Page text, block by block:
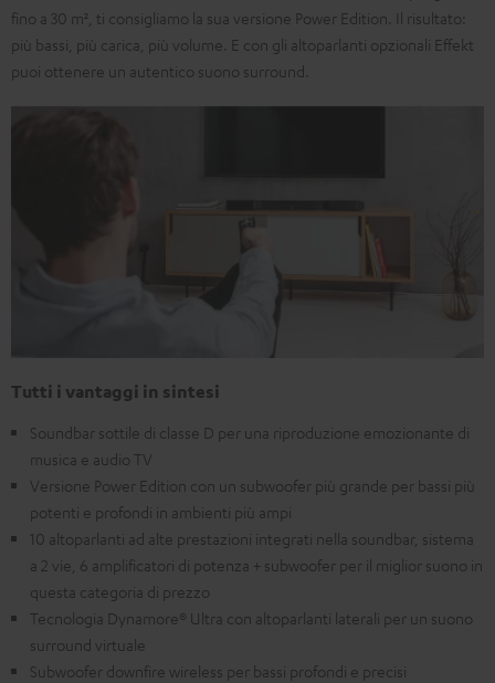
fino a 30 m², ti consigliamo la sua versione Power Edition. Il risultato:
più bassi, più carica, più volume. E con gli altoparlanti opzionali Effekt
puoi ottenere un autentico suono surround.
Tutti i vantaggi in sintesi
Soundbar sottile di classe D per una riproduzione emozionante di
musica e audio TV
Versione Power Edition con un subwoofer più grande per bassi più
potenti e profondi in ambienti più ampi
10 altoparlanti ad alte prestazioni integrati nella soundbar, sistema
a 2 vie, 6 amplificatori di potenza + subwoofer per il miglior suono in
questa categoria di prezzo
Tecnologia Dynamore® Ultra con altoparlanti laterali per un suono
surround virtuale
Subwoofer downfire wireless per bassi profondi e precisi